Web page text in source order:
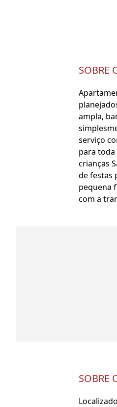
SOBRE
ampla,
serviço
para toda
crianças
de festas
pequena
com a
SOBRE